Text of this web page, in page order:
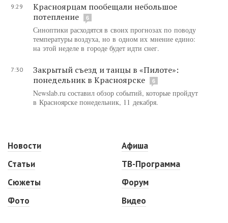
9:29
Красноярцам пообещали небольшое
потепление
6
Синоптики расходятся в своих прогнозах по поводу
температуры воздуха, но в одном их мнение едино:
на этой неделе в городе будет идти снег.
7:30
Закрытый съезд и танцы в «Пилоте»:
понедельник в Красноярске
6
Newslab.ru составил обзор событий, которые пройдут
в Красноярске понедельник, 11 декабря.
Новости
Статьи
Сюжеты
Фото
Афиша
ТВ-Программа
Форум
Видео